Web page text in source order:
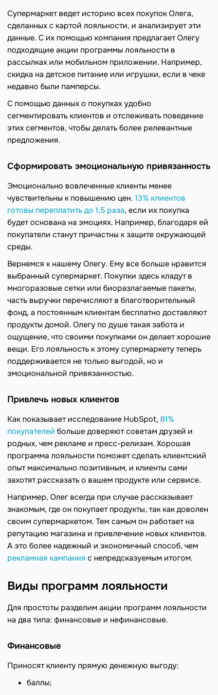
Супермаркет ведет историю всех покупок Олега,
сделанных с картой лояльности, и анализирует эти
данные. С их помощью компания предлагает Олегу
подходящие акции программы лояльности в
рассылках или мобильном приложении. Например,
скидка на детское питание или игрушки, если в чеке
недавно были памперсы.
С помощью данных о покупках удобно
сегментировать клиентов и отслеживать поведение
этих сегментов, чтобы делать более релевантные
предложения.
Сформировать эмоциональную привязанность
Эмоционально вовлеченные клиенты менее
чувствительны к повышению цен. 13% клиентов
готовы переплатить до 1,5 раза, если их покупка
будет основана на эмоциях. Например, благодаря ей
покупатели станут причастны к защите окружающей
среды.
Вернемся к нашему Олегу. Ему все больше нравится
выбранный супермаркет. Покупки здесь кладут в
многоразовые сетки или биоразлагаемые пакеты,
часть выручки перечисляют в благотворительный
фонд, а постоянным клиентам бесплатно доставляют
продукты домой. Олегу по душе такая забота и
ощущение, что своими покупками он делает хорошие
вещи. Его лояльность к этому супермаркету теперь
поддерживается не только выгодой, но и
эмоциональной привязанностью.
Привлечь новых клиентов
Как показывает исследование HubSpot, 81%
покупателей больше доверяют советам друзей и
родных, чем рекламе и пресс-релизам. Хорошая
программа лояльности поможет сделать клиентский
опыт максимально позитивным, и клиенты сами
захотят рассказать о вашем продукте или сервисе.
Например, Олег всегда при случае рассказывает
знакомым, где он покупает продукты, так как доволен
своим супермаркетом. Тем самым он работает на
репутацию магазина и привлечение новых клиентов.
А это более надежный и экономичный способ, чем
рекламная кампания с непредсказуемым итогом.
Виды программ лояльности
Для простоты разделим акции программ лояльности
на два типа: финансовые и нефинансовые.
Финансовые
Приносят клиенту прямую денежную выгоду:
баллы;